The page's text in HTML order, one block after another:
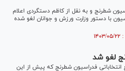
شطرنج و به نقل از کاظم دستگردی اعلام
با دستور وزارت ورزش و جوانان لغو شده
لغو شد
فدراسیون شطرنج که پیش از این